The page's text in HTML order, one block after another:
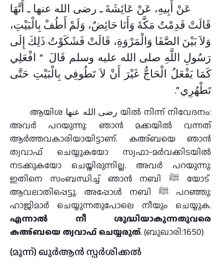
عَنْ أَبِيهِ، عَنْ عَائِشَةَ ـ رضى الله عنها ـ أَنَّهَا
قَالَتْ قَدِمْتُ مَكَّةَ وَأَنَا حَائِضٌ، وَلَمْ أَطُفْ بِالْبَيْتِ،
وَلاَ بَيْنَ الصَّفَا وَالْمَرْوَةِ، قَالَتْ فَشَكَوْتُ ذَلِكَ إِلَى
رَسُولِ اللَّهِ صلى الله عليه وسلم قَالَ ‏ “‏ افْعَلِي
كَمَا يَفْعَلُ الْحَاجُّ غَيْرَ أَنْ لاَ تَطُوفِي بِالْبَيْتِ حَتَّى
تَطْهُرِي ‏”‏‏.‏
ആയിശ رضى الله عنها യിൽ നിന്ന് നിവേദനം:
അവർ പറയുന്നു: ഞാന്‍ മക്കയില്‍ വന്നത്
ആര്‍ത്തവകാരിയായിട്ടാണ്. കഅ്ബയെ ഞാന്‍
ത്വവാഫ് ചെയ്യുകയോ സ്വഫാ-മര്‍വക്കിടയില്‍
നടക്കുകയോ ചെയ്തിരുന്നില്ല. അവർ പറയുന്നു:
ഇതിനെ സംബന്ധിച്ച് ഞാന്‍ നബി ﷺ യോട്
ആവലാതിപ്പെട്ടു. അപ്പോള്‍ നബി ﷺ പറഞ്ഞു:
ഹാജിമാര്‍ ചെയ്യുന്നതുപോലെ നീയും ചെയ്യുക.
എന്നാല്‍ നീ ശുദ്ധിയാകുന്നതുവരെ
കഅ്ബയെ ത്വവാഫ് ചെയ്യരുത്. (ബുഖാരി:1650)
(മൂന്ന്) ഖുർആൻ സ്പർശിക്കൽ